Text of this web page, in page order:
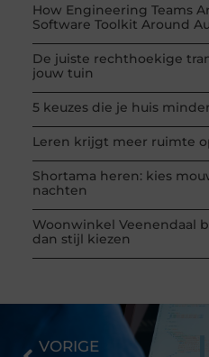
How Engineering Teams
Software Toolkit Around
De juiste rechthoekige
jouw tuin
5 keuzes die je huis
Leren krijgt meer ruimte
Shortama heren: kies
nachten
Woonwinkel Veenendaal
dan stijl kiezen
VORIGE